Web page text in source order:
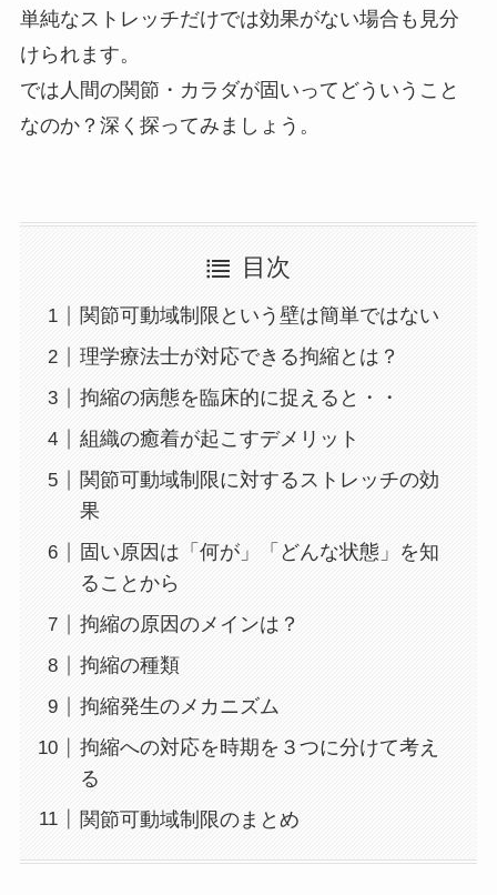
単純なストレッチだけでは効果がない場合も見分
けられます。
では人間の関節・カラダが固いってどういうこと
なのか？深く探ってみましょう。
目次
関節可動域制限という壁は簡単ではない
理学療法士が対応できる拘縮とは？
拘縮の病態を臨床的に捉えると・・
組織の癒着が起こすデメリット
関節可動域制限に対するストレッチの効
果
固い原因は「何が」「どんな状態」を知
ることから
拘縮の原因のメインは？
拘縮の種類
拘縮発生のメカニズム
拘縮への対応を時期を３つに分けて考え
る
関節可動域制限のまとめ